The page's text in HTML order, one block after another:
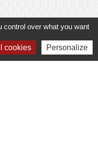
control over what you want
cookies Personalize